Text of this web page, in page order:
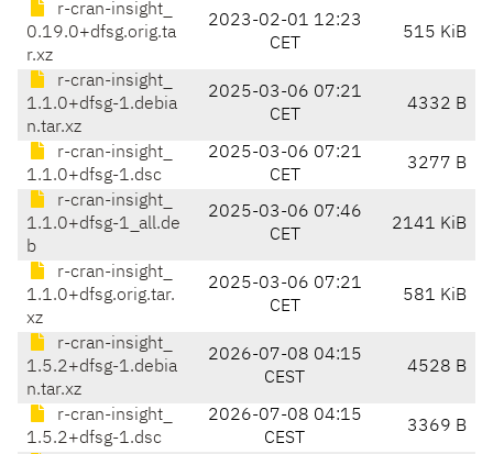
r-cran-insight_
0.19.0+dfsg.orig.ta
r.xz
2023-02-01 12:23
CET
515 KiB
r-cran-insight_
1.1.0+dfsg-1.debia
n.tar.xz
2025-03-06 07:21
CET
4332 B
r-cran-insight_
1.1.0+dfsg-1.dsc
2025-03-06 07:21
CET
3277 B
r-cran-insight_
1.1.0+dfsg-1_all.de
b
2025-03-06 07:46
CET
2141 KiB
r-cran-insight_
1.1.0+dfsg.orig.tar.
xz
2025-03-06 07:21
CET
581 KiB
r-cran-insight_
1.5.2+dfsg-1.debia
n.tar.xz
2026-07-08 04:15
CEST
4528 B
r-cran-insight_
1.5.2+dfsg-1.dsc
2026-07-08 04:15
CEST
3369 B